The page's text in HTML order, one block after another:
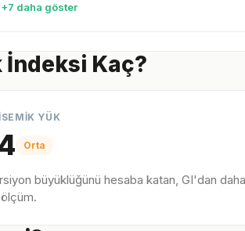
+7 daha göster
İndeksi Kaç?
YÜK
Orta
büyüklüğünü hesaba katan, GI'dan